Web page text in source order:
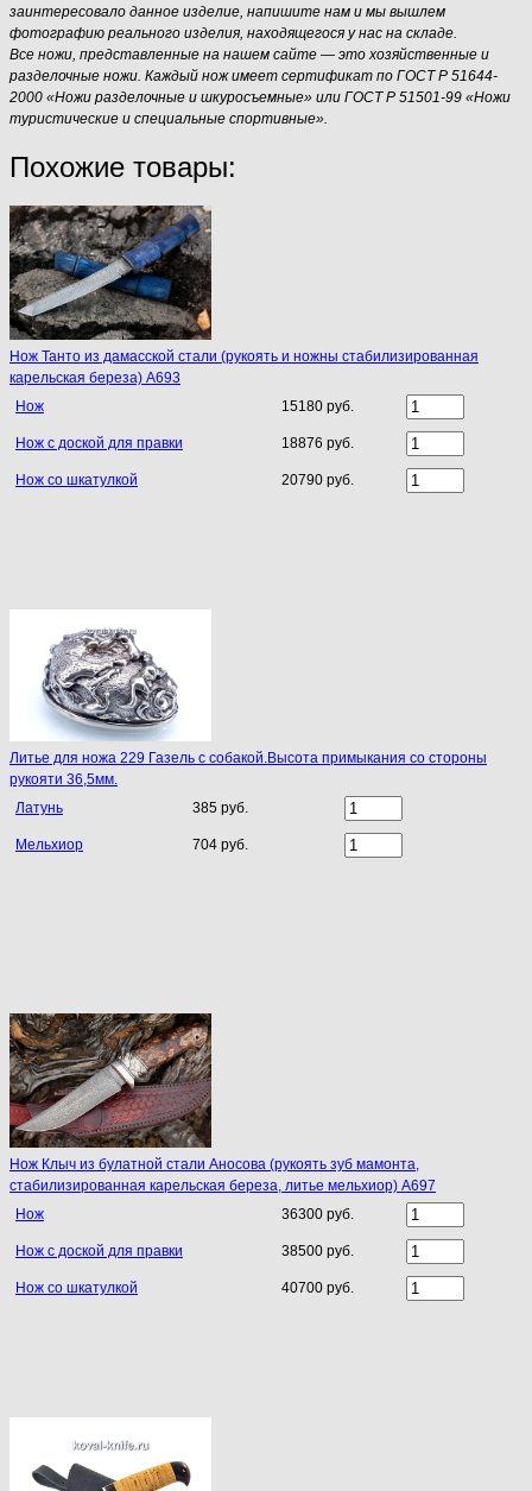
заинтересовало данное изделие, напишите нам и мы вышлем
фотографию реального изделия, находящегося у нас на складе.
Все ножи, представленные на нашем сайте — это хозяйственные и
разделочные ножи. Каждый нож имеет сертификат по ГОСТ Р 51644-
2000 «Ножи разделочные и шкуросъемные» или ГОСТ Р 51501-99 «Ножи
туристические и специальные спортивные».
Похожие товары:
Нож Танто из дамасской стали (рукоять и ножны стабилизированная
карельская береза) A693
Нож
15180 руб.
Нож с доской для правки 18876 руб.
Нож со шкатулкой 20790 руб.
Литье для ножа 229 Газель с собакой.Высота примыкания со стороны
рукояти 36,5мм.
Латунь
385 руб.
Мельхиор 704 руб.
Нож Клыч из булатной стали Аносова (рукоять зуб мамонта,
стабилизированная карельская береза, литье мельхиор) A697
Нож
36300 руб.
Нож с доской для правки 38500 руб.
Нож со шкатулкой 40700 руб.